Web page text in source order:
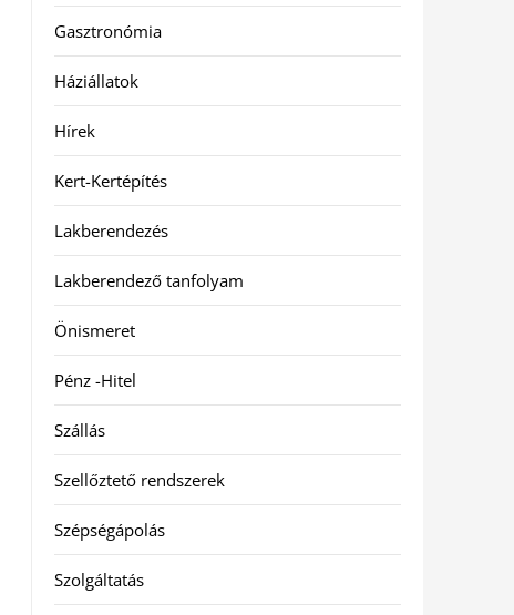
Gasztronómia
Háziállatok
Hírek
Kert-Kertépítés
Lakberendezés
Lakberendező tanfolyam
Önismeret
Pénz -Hitel
Szállás
Szellőztető rendszerek
Szépségápolás
Szolgáltatás